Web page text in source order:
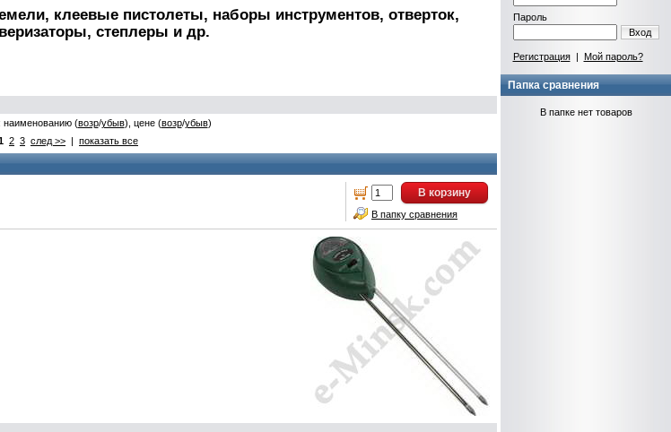
клеевые пистолеты, наборы инструментов, отверток,
степлеры и др.
наименованию (возр/убыв), цене (возр/убыв)
2 3 след >> | показать все
В корзину
В папку сравнения
Пароль
Вход
Регистрация| Мой пароль?
Папка сравнения
В папке нет товаров